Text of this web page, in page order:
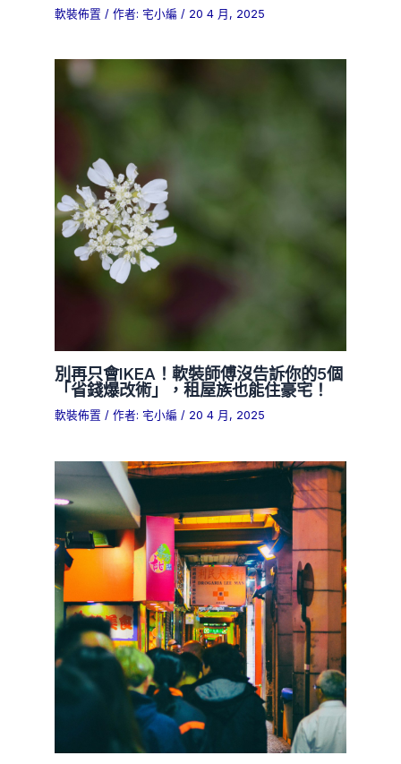
軟裝佈置 / 作者: 宅小編 / 20 4 月, 2025
別再只會IKEA！軟裝師傅沒告訴你的5個
「省錢爆改術」，租屋族也能住豪宅！
軟裝佈置 / 作者: 宅小編/ 20 4 月, 2025